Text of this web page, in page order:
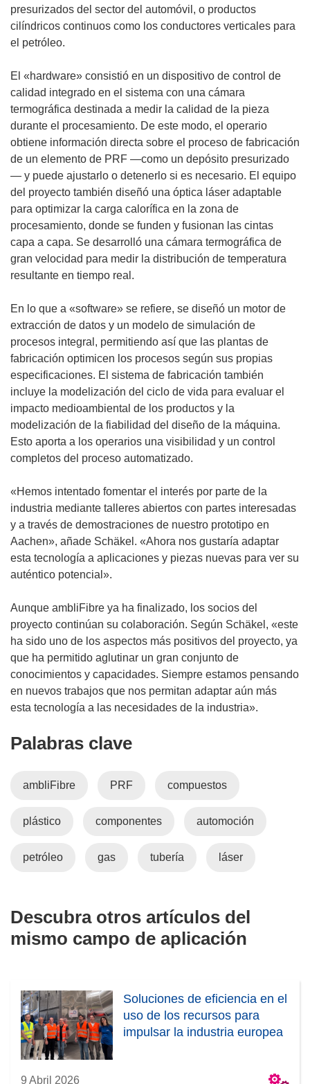
presurizados del sector del automóvil, o productos
cilíndricos continuos como los conductores verticales para
el petróleo.
El «hardware» consistió en un dispositivo de control de
calidad integrado en el sistema con una cámara
termográfica destinada a medir la calidad de la pieza
durante el procesamiento. De este modo, el operario
obtiene información directa sobre el proceso de fabricación
de un elemento de PRF —como un depósito presurizado
— y puede ajustarlo o detenerlo si es necesario. El equipo
del proyecto también diseñó una óptica láser adaptable
para optimizar la carga calorífica en la zona de
procesamiento, donde se funden y fusionan las cintas
capa a capa. Se desarrolló una cámara termográfica de
gran velocidad para medir la distribución de temperatura
resultante en tiempo real.
En lo que a «software» se refiere, se diseñó un motor de
extracción de datos y un modelo de simulación de
procesos integral, permitiendo así que las plantas de
fabricación optimicen los procesos según sus propias
especificaciones. El sistema de fabricación también
incluye la modelización del ciclo de vida para evaluar el
impacto medioambiental de los productos y la
modelización de la fiabilidad del diseño de la máquina.
Esto aporta a los operarios una visibilidad y un control
completos del proceso automatizado.
«Hemos intentado fomentar el interés por parte de la
industria mediante talleres abiertos con partes interesadas
y a través de demostraciones de nuestro prototipo en
Aachen», añade Schäkel. «Ahora nos gustaría adaptar
esta tecnología a aplicaciones y piezas nuevas para ver su
auténtico potencial».
Aunque ambliFibre ya ha finalizado, los socios del
proyecto continúan su colaboración. Según Schäkel, «este
ha sido uno de los aspectos más positivos del proyecto, ya
que ha permitido aglutinar un gran conjunto de
conocimientos y capacidades. Siempre estamos pensando
en nuevos trabajos que nos permitan adaptar aún más
esta tecnología a las necesidades de la industria».
Palabras clave
ambliFibre PRF compuestos
plástico componentes automoción
petróleo gas tubería láser
Descubra otros artículos del
mismo campo de aplicación
Soluciones de eficiencia en el
uso de los recursos para
impulsar la industria europea
9 Abril 2026